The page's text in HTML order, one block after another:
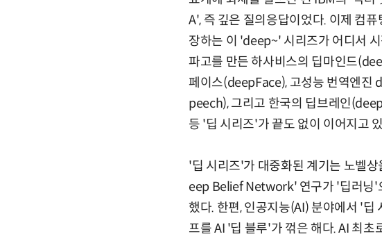
A', 즉 깊은 질의응답이었다. 이제 컴
장하는 이 'deep~' 시리즈가 어디서
파고를 만든 하사비스의 딥마인드
페이스(deepFace), 고성능 번역엔진
peech), 그리고 한국의 딥브레인
등 '딥 시리즈'가 끝도 없이 이어지고
'딥 시리즈'가 대중화된 계기는 노벨
eep Belief Network' 연구가 '딥러닝'
했다. 한편, 인공지능(AI) 분야에서 '
프를 AI '딥 블루'가 꺾은 해다. AI 최초